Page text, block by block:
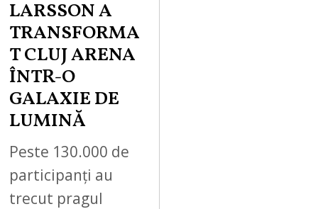
LARSSON A
TRANSFORMA
T CLUJ ARENA
ÎNTR-O
GALAXIE DE
LUMINĂ
Peste 130.000 de
participanți au
trecut pragul